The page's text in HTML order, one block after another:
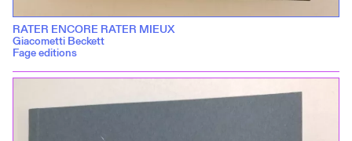
RATER ENCORE RATER MIEUX
Giacometti Beckett
Fage editions